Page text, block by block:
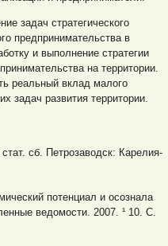
задач стратегического
предпринимательства в
и выполнение стратегии
на территории.
реальный вклад малого
задач развития территории.
сб. Петрозаводск: Карелия-
потенциал и осознала
ведомости. 2007. ¹ 10. С.